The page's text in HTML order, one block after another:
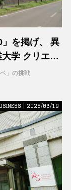
」を掲げ、 異
学 クリエイ
）
」の挑戦
| 2026/03/19